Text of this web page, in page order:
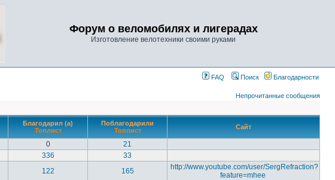
Форум о веломобилях и лигерадах
Изготовление велотехники своими руками
FAQ Поиск Благодарности
Непрочитанные сообщения
Благодарил (а)
Топлист
Поблагодарили
Топлист
Сайт
0
21
336
33
122 165
http://www.youtube.com/user/SergRefraction?
feature=mhee